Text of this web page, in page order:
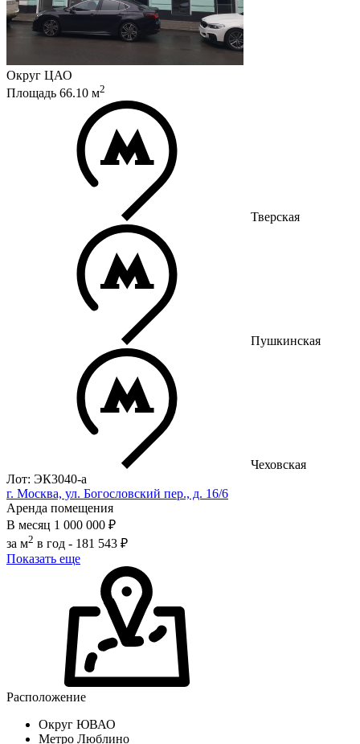
Округ ЦАО
Площадь 66.10 м2
Тверская
Пушкинская
Чеховская
Лот: ЭК3040-a
г. Москва, ул. Богословский пер., д. 16/6
Аренда помещения
В месяц 1 000 000 ₽
за м2 в год - 181 543 ₽
Показать еще
Расположение
Округ ЮВАО
Метро Люблино